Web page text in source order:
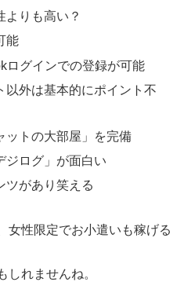
よりも高い？
能
ログインでの登録が可能
以外は基本的にポイント不
ットの大部屋」を完備
ジログ」が面白い
ツがあり笑える
女性限定でお小遣いも稼げる
しれませんね。